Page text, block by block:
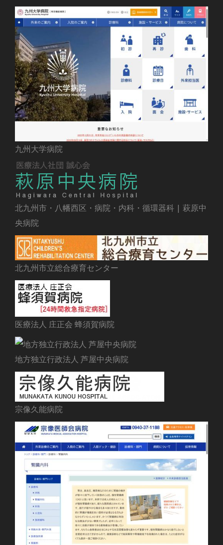
九州大学病院
北九州市・八幡西区・病院・内科・循環器科 | 萩原中
央病院
北九州市立総合療育センター
医療法人 庄正会 蜂須賀病院
地方独立行政法人 芦屋中央病院
宗像久能病院